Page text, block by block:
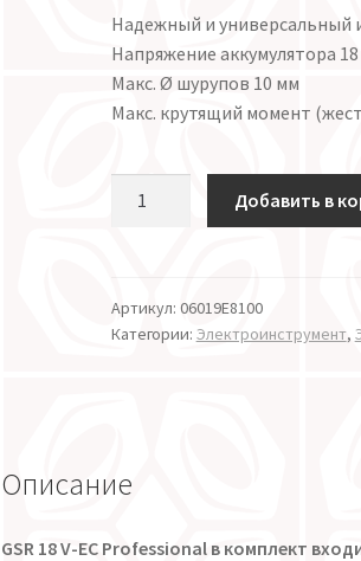
Надежный и универсальный
Напряжение аккумулятора
Макс. Ø шурупов 10 мм
Макс. крутящий момент
Количество Добавить в
Артикул: 06019E8100
Категории: Электроинструмент,
Описание
GSR 18 V-EC Professional в комплект